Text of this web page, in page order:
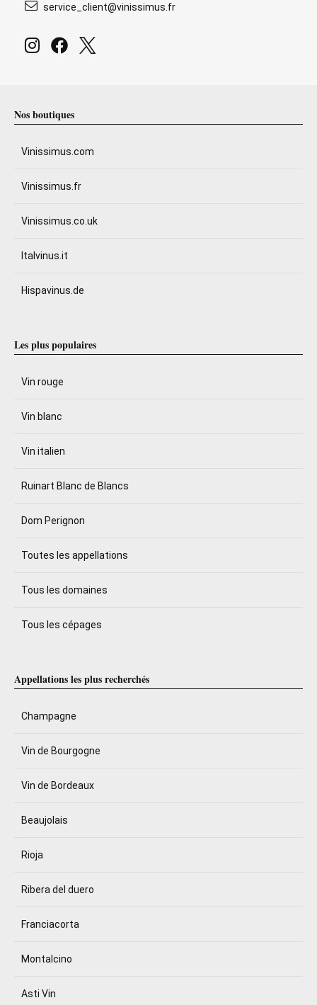
service_client@vinissimus.fr
Nos boutiques
Vinissimus.com
Vinissimus.fr
Vinissimus.co.uk
Italvinus.it
Hispavinus.de
Les plus populaires
Vin rouge
Vin blanc
Vin italien
Ruinart Blanc de Blancs
Dom Perignon
Toutes les appellations
Tous les domaines
Tous les cépages
Appellations les plus recherchés
Champagne
Vin de Bourgogne
Vin de Bordeaux
Beaujolais
Rioja
Ribera del duero
Franciacorta
Montalcino
Asti Vin